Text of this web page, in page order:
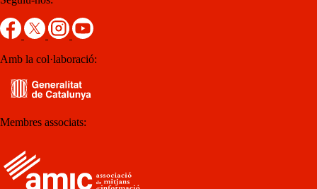
Amb la col·laboració:
Membres associats: